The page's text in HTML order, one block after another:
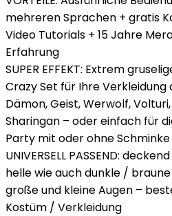
mehreren Sprachen + gratis
Video Tutorials + 15 Jahre
Erfahrung
SUPER EFFEKT: Extrem
Crazy Set für Ihre Verkleidung
Dämon, Geist, Werwolf,
Sharingan – oder einfach für
Party mit oder ohne Schminke
UNIVERSELL PASSEND:
helle wie auch dunkle /
große und kleine Augen –
Kostüm / Verkleidung